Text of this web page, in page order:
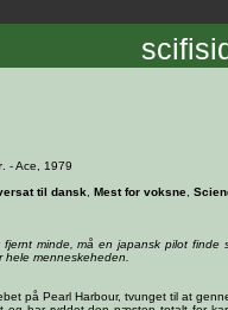
. - Ace, 1979
til dansk Mest for voksne
minde, må en japansk pilot finde
menneskeheden.
på Pearl Harbour, tvunget til at